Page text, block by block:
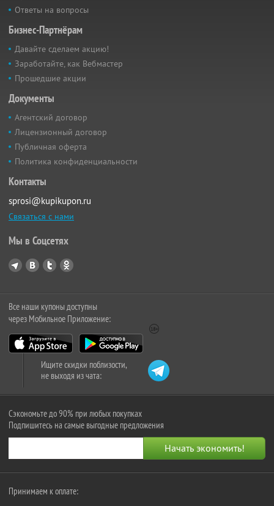
Ответы на вопросы
Бизнес-Партнёрам
Давайте сделаем акцию!
Заработайте, как Вебмастер
Прошедшие акции
Документы
Агентский договор
Лицензионный договор
Публичная оферта
Политика конфиденциальности
Контакты
sprosi@kupikupon.ru
Связаться с нами
Мы в Соцсетях
Все наши купоны доступны
через Мобильное Приложение:
Ищите скидки поблизости,
не выходя из чата:
Сэкономьте до 90% при любых покупках
Подпишитесь на самые выгодные предложения
Принимаем к оплате: